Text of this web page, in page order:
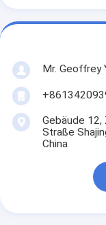
Mr. Geoffrey
Gebäude 12,
Straße
China